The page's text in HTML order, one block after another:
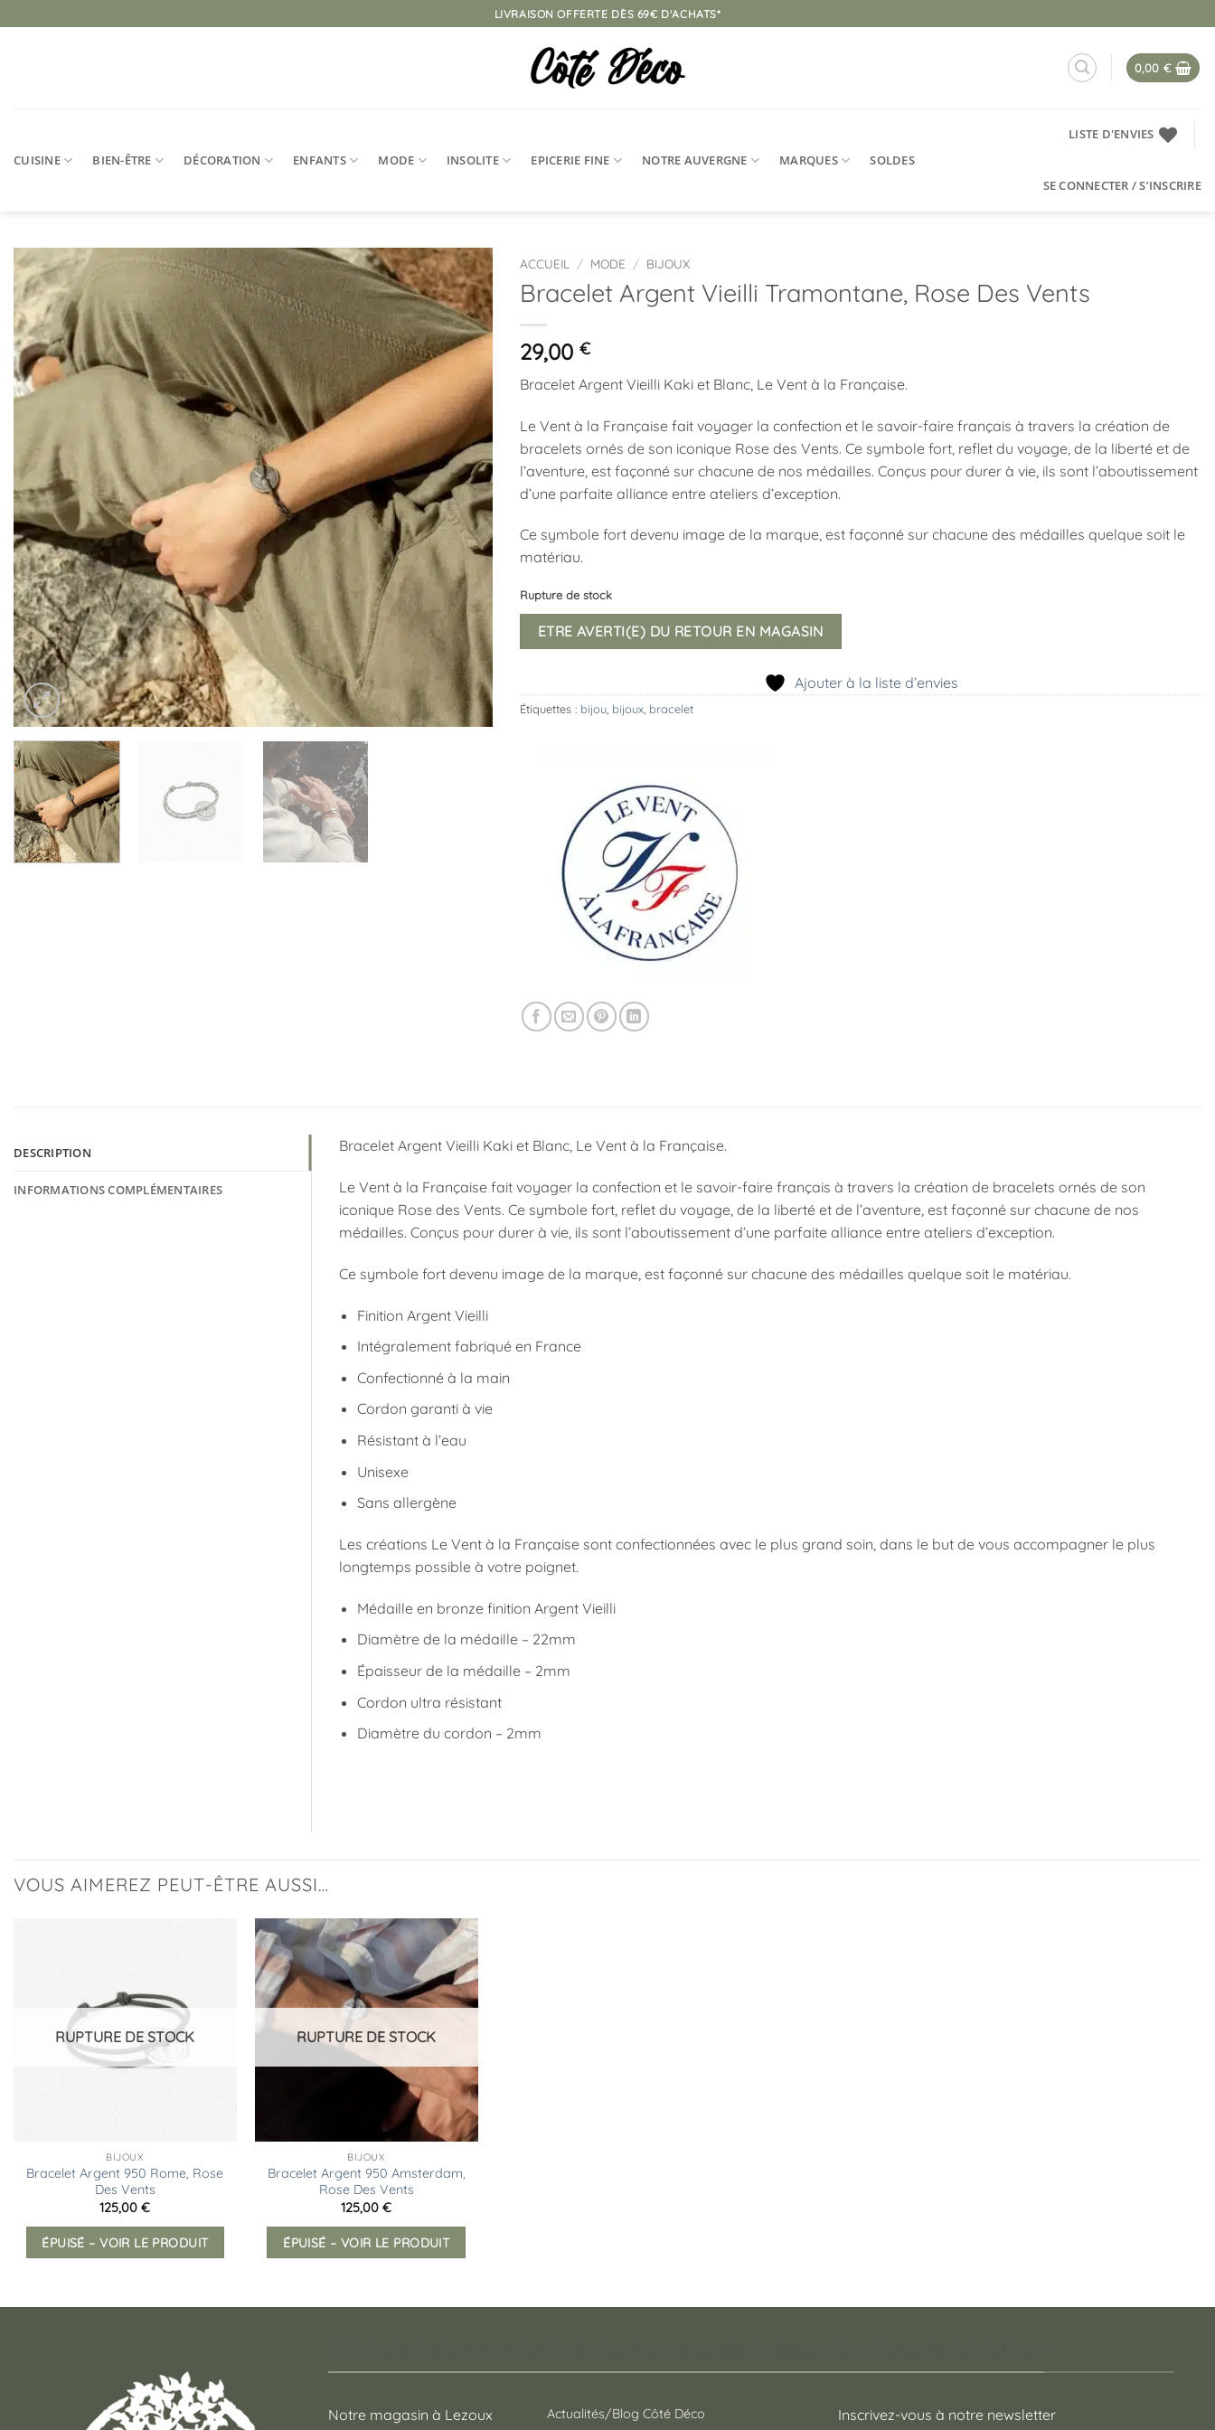
au
LIVRAISON OFFERTE DÈS 69€ D'ACHATS*
0,00 €
CUISINE BIEN-ÊTRE DÉCORATION ENFANTS MODE INSOLITE EPICERIE FINE NOTRE AUVERGNE MARQUES SOLDES
LISTE D'ENVIES
SE CONNECTER / S’INSCRIRE
Ajouter
à la
liste
d’envies
ACCUEIL / MODE / BIJOUX
Bracelet Argent Vieilli Tramontane, Rose Des Vents
29,00 €
Bracelet Argent Vieilli Kaki et Blanc, Le Vent à la Française.
Le Vent à la Française fait voyager la confection et le savoir-faire français à travers la création de
bracelets ornés de son iconique Rose des Vents. Ce symbole fort, reflet du voyage, de la liberté et de
l’aventure, est façonné sur chacune de nos médailles. Conçus pour durer à vie, ils sont l’aboutissement
d’une parfaite alliance entre ateliers d’exception.
Ce symbole fort devenu image de la marque, est façonné sur chacune des médailles quelque soit le
matériau.
Rupture de stock
ETRE AVERTI(E) DU RETOUR EN MAGASIN
Ajouter à la liste d’envies
Étiquettes : bijou, bijoux, bracelet
DESCRIPTION
INFORMATIONS COMPLÉMENTAIRES
Bracelet Argent Vieilli Kaki et Blanc, Le Vent à la Française.
Le Vent à la Française fait voyager la confection et le savoir-faire français à travers la création de bracelets ornés de son
iconique Rose des Vents. Ce symbole fort, reflet du voyage, de la liberté et de l’aventure, est façonné sur chacune de nos
médailles. Conçus pour durer à vie, ils sont l’aboutissement d’une parfaite alliance entre ateliers d’exception.
Ce symbole fort devenu image de la marque, est façonné sur chacune des médailles quelque soit le matériau.
Finition Argent Vieilli
Intégralement fabriqué en France
Confectionné à la main
Cordon garanti à vie
Résistant à l’eau
Unisexe
Sans allergène
Les créations Le Vent à la Française sont confectionnées avec le plus grand soin, dans le but de vous accompagner le plus
longtemps possible à votre poignet.
Médaille en bronze finition Argent Vieilli
Diamètre de la médaille – 22mm
Épaisseur de la médaille – 2mm
Cordon ultra résistant
Diamètre du cordon – 2mm
VOUS AIMEREZ PEUT-ÊTRE AUSSI…
d’envies
RUPTURE DE STOCK
BIJOUX
Bracelet Argent 950 Rome, Rose
Des Vents
125,00€
ÉPUISÉ – VOIR LE PRODUIT
Ajouter
à la
liste
d’envies
RUPTURE DE STOCK
BIJOUX
Bracelet Argent 950 Amsterdam,
Rose Des Vents
125,00€
ÉPUISÉ – VOIR LE PRODUIT
Notre magasin à Lezoux Actualités/Blog Côté Déco Inscrivez-vous à notre newsletter